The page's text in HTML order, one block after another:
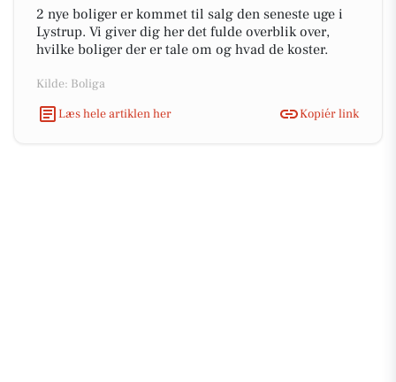
2 nye boliger er kommet til salg den seneste uge i
Lystrup. Vi giver dig her det fulde overblik over,
hvilke boliger der er tale om og hvad de koster.
Kilde: Boliga
Læs hele artiklen her
Kopiér link